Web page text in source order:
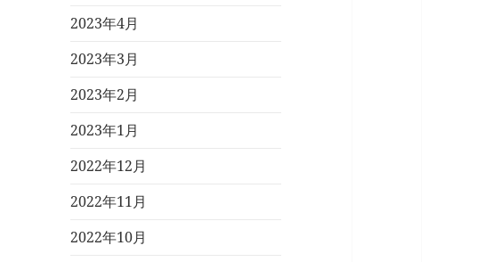
2023年4月
2023年3月
2023年2月
2023年1月
2022年12月
2022年11月
2022年10月